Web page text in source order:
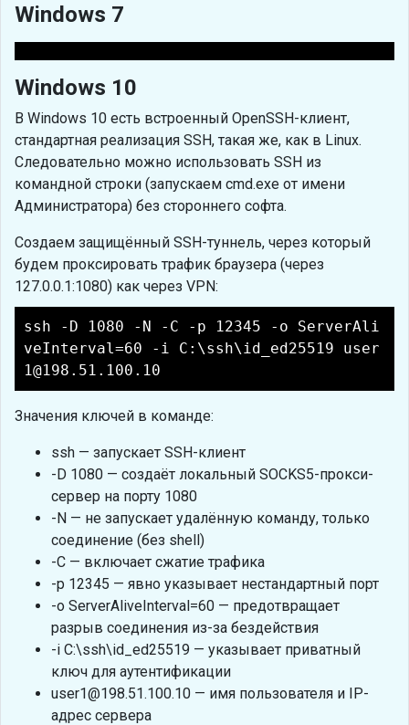
Windows 7
Windows 10
В Windows 10 есть встроенный OpenSSH-клиент,
стандартная реализация SSH, такая же, как в Linux.
Следовательно можно использовать SSH из
командной строки (запускаем cmd.exe от имени
Администратора) без стороннего софта.
Создаем защищённый SSH-туннель, через который
будем проксировать трафик браузера (через
127.0.0.1:1080) как через VPN:
ssh -D 1080 -N -C -p 12345 -o ServerAli
veInterval=60 -i C:\ssh\id_ed25519 user
1@198.51.100.10
Значения ключей в команде:
ssh — запускает SSH-клиент
-D 1080 — создаёт локальный SOCKS5-прокси-
сервер на порту 1080
-N — не запускает удалённую команду, только
соединение (без shell)
-C — включает сжатие трафика
-p 12345 — явно указывает нестандартный порт
-o ServerAliveInterval=60 — предотвращает
разрыв соединения из-за бездействия
-i C:\ssh\id_ed25519 — указывает приватный
ключ для аутентификации
user1@198.51.100.10 — имя пользователя и IP-
адрес сервера